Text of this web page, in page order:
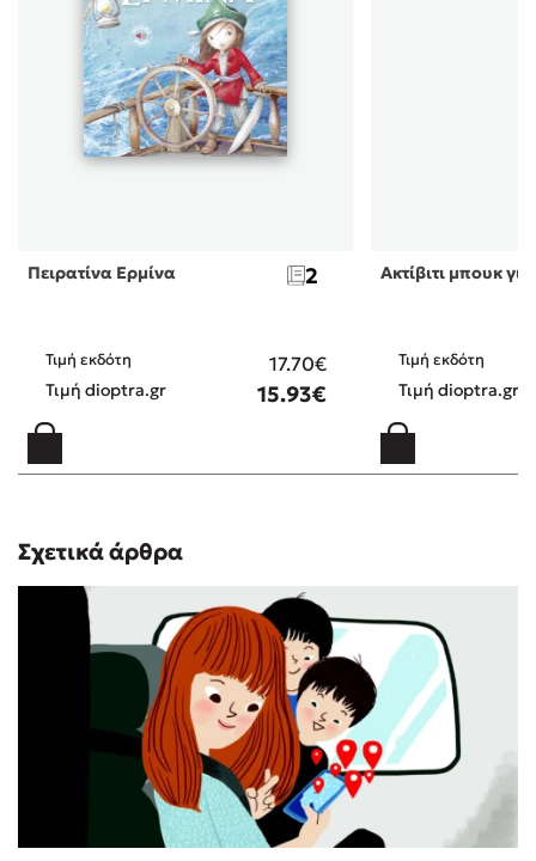
Πειρατίνα Ερμίνα 2
Τιμή εκδότη 17.70€
Τιμή dioptra.gr 15.93€
Ακτίβιτι μπουκ
Τιμή εκδότη
Τιμή dioptra.gr
Σχετικά άρθρα